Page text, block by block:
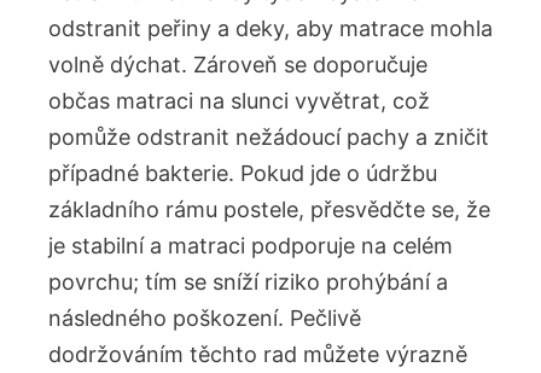
odstranit peřiny⁣ a deky, aby⁢ matrace mohla
volně dýchat.⁣ Zároveň​ se doporučuje
‍občas matraci na slunci ‌vyvětrat, což
pomůže odstranit nežádoucí pachy a zničit
případné bakterie. Pokud jde o​ údržbu
základního rámu ⁣postele, přesvědčte se, že
je stabilní a matraci ​podporuje na ⁢celém
povrchu; tím se sníží riziko prohýbání a
‍následného poškození. Pečlivě
dodržováním těchto‌ rad můžete výrazně